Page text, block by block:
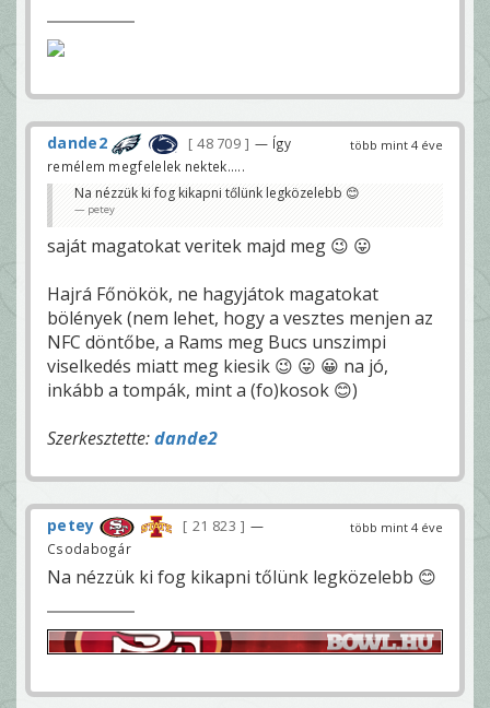
több mint 4 éve
dande2 48 709
— Így
remélem megfelelek nektek.....
Na nézzük ki fog kikapni tőlünk legközelebb 😊
petey
saját magatokat veritek majd meg 😉 😛
Hajrá Főnökök, ne hagyjátok magatokat
bölények (nem lehet, hogy a vesztes menjen az
NFC döntőbe, a Rams meg Bucs unszimpi
viselkedés miatt meg kiesik 😉 😛 😀 na jó,
inkább a tompák, mint a (fo)kosok 😊)
Szerkesztette:dande2
több mint 4 éve
petey 21 823
—
Csodabogár
Na nézzük ki fog kikapni tőlünk legközelebb 😊